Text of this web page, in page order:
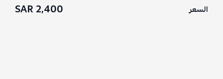
السعر 2,400 SAR